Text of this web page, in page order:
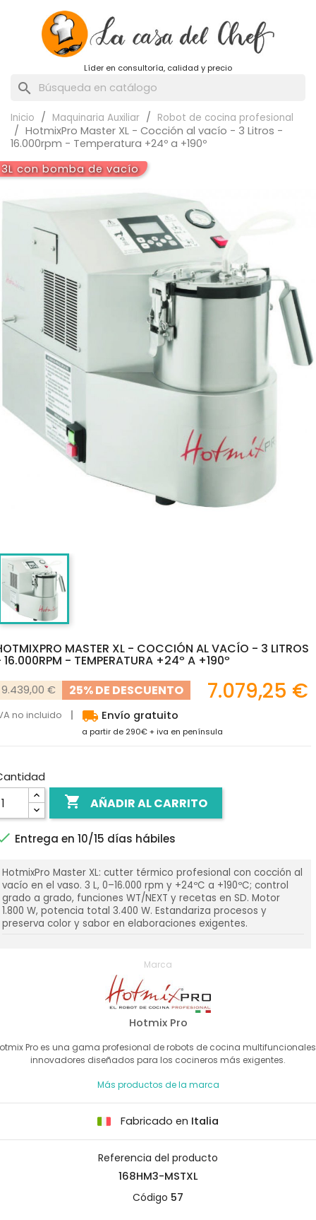
Líder en consultoría, calidad y precio
search
Inicio Maquinaria Auxiliar Robot de cocina profesional
HotmixPro Master XL - Cocción al vacío - 3 Litros -
16.000rpm - Temperatura +24º a +190º
3L con bomba de vacío
MASTER XL - COCCIÓN AL VACÍO - 3 LITROS
- TEMPERATURA +24º A +190º
9.439,00 € 25% DE DESCUENTO 7.079,25 €
no incluido local_shipping Envío gratuito
a partir de 290€ + iva en península
 AÑADIR AL CARRITO
Entrega en 10/15 días hábiles
HotmixPro Master XL: cutter térmico profesional con cocción al
vacío en el vaso. 3 L, 0–16.000 rpm y +24ºC a +190ºC; control
grado a grado, funciones WT/NEXT y recetas en SD. Motor
1.800 W, potencia total 3.400 W. Estandariza procesos y
preserva color y sabor en elaboraciones exigentes.
Marca
Hotmix Pro
Pro es una gama profesional de robots de cocina
innovadores diseñados para los cocineros más exigentes.
Más productos de la marca
Fabricado en Italia
Referencia del producto
168HM3-MSTXL
Código 57